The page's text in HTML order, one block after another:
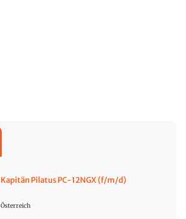
Kapitän Pilatus PC-12NGX (f/m/d)
Österreich